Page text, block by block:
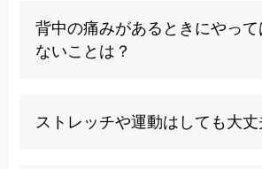
ら、安静やセルフケアで改善する
す。ただし、長引く場合や強い痛
が大切です。
背中の痛みがあるときにやって
ないことは？
間同じ姿勢の継続は避けてくださ
場合は、まず安静にし、悪化する
ストレッチや運動はしても大丈